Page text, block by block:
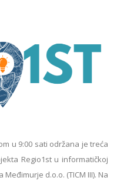
u 9:00 sati održana je treća
Regio1st u informatičkoj
d.o.o. (TICM III). Na